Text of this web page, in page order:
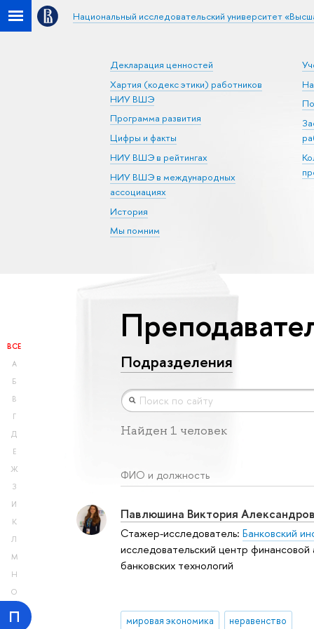
Национальный исследовательский университет
Декларация ценностей
Хартия (кодекс этики) работников
НИУ ВШЭ
Программа развития
Цифры и факты
НИУ ВШЭ в рейтингах
НИУ ВШЭ в международных
ассоциациях
История
Мы помним
ВСЕ
А
Б
В
Г
Д
Е
Ж
З
И
К
Л
М
Н
О
П
Подразделения
Найден 1 человек
ФИО и должность
Павлюшина Виктория
Стажер-исследователь: Банковский
исследовательский центр финансовой
банковских технологий
мировая экономика неравенство